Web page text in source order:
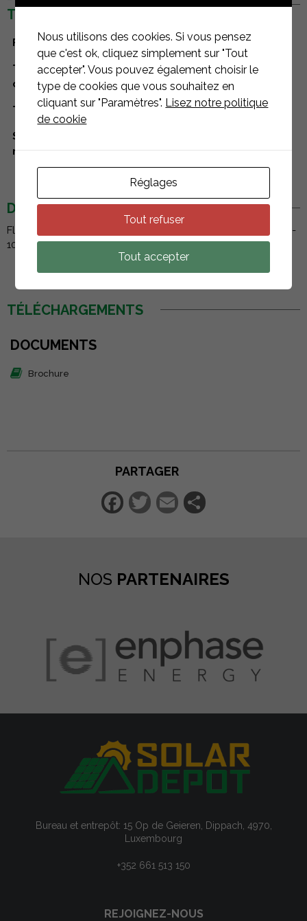
TECHNIQUES
Fabricant Esdec
Type de
composant
Accessoires
Type de toiture toitures terrasses
Systèmes de
montage
DESCRIPTION
FlatFix Fusion - Vis Autoperceuse 6.3 x 42 mm - SW 10/T30 -
1003016.
TÉLÉCHARGEMENTS
DOCUMENTS
Brochure
PARTAGER
Facebook
Twitter
Email
NOS PARTENAIRES
Bureau et entrepôt: 15 Op de Geieren, Dippach, 4970,
Luxembourg
Nous utilisons des cookies. Si vous pensez
que c'est ok, cliquez simplement sur "Tout
accepter". Vous pouvez également choisir le
type de cookies que vous souhaitez en
cliquant sur "Paramètres". Lisez notre politique
de cookie
Réglages
Tout refuser
Tout accepter